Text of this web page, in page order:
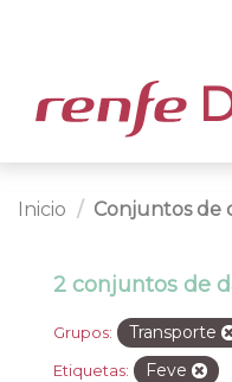
Inicio Conjuntos de
2 conjuntos de
Grupos: Transporte
Etiquetas: Feve